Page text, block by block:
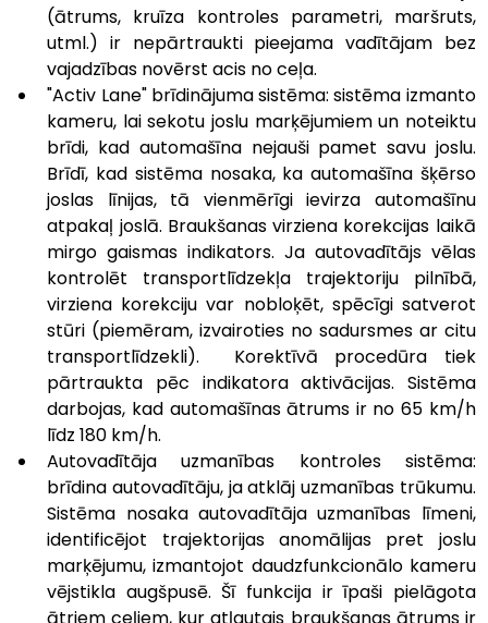
(ātrums, kruīza kontroles parametri, maršruts,
utml.) ir nepārtraukti pieejama vadītājam bez
vajadzības novērst acis no ceļa.
"Activ Lane" brīdinājuma sistēma: sistēma izmanto
kameru, lai sekotu joslu marķējumiem un noteiktu
brīdi, kad automašīna nejauši pamet savu joslu.
Brīdī, kad sistēma nosaka, ka automašīna šķērso
joslas līnijas, tā vienmērīgi ievirza automašīnu
atpakaļ joslā. Braukšanas virziena korekcijas laikā
mirgo gaismas indikators. Ja autovadītājs vēlas
kontrolēt transportlīdzekļa trajektoriju pilnībā,
virziena korekciju var nobloķēt, spēcīgi satverot
stūri (piemēram, izvairoties no sadursmes ar citu
transportlīdzekli).  Korektīvā procedūra tiek
pārtraukta pēc indikatora aktivācijas. Sistēma
darbojas, kad automašīnas ātrums ir no 65 km/h
līdz 180 km/h.
Autovadītāja uzmanības kontroles sistēma:
brīdina autovadītāju, ja atklāj uzmanības trūkumu.
Sistēma nosaka autovadītāja uzmanības līmeni,
identificējot trajektorijas anomālijas pret joslu
marķējumu, izmantojot daudzfunkcionālo kameru
vējstikla augšpusē. Šī funkcija ir īpaši pielāgota
ātriem ceļiem, kur atļautais braukšanas ātrums ir